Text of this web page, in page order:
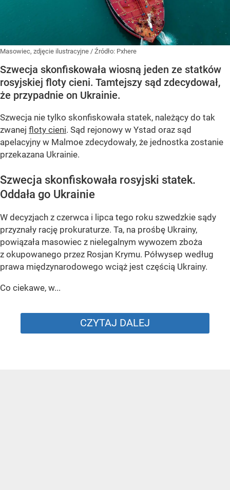
Masowiec, zdjęcie ilustracyjne / Źródło: Pxhere
Szwecja skonfiskowała wiosną jeden ze statków
rosyjskiej floty cieni. Tamtejszy sąd zdecydował,
że przypadnie on Ukrainie.
Szwecja nie tylko skonfiskowała statek, należący do tak
zwanej floty cieni. Sąd rejonowy w Ystad oraz sąd
apelacyjny w Malmoe zdecydowały, że jednostka zostanie
przekazana Ukrainie.
Szwecja skonfiskowała rosyjski statek.
Oddała go Ukrainie
W decyzjach z czerwca i lipca tego roku szwedzkie sądy
przyznały rację prokuraturze. Ta, na prośbę Ukrainy,
powiązała masowiec z nielegalnym wywozem zboża
z okupowanego przez Rosjan Krymu. Półwysep według
prawa międzynarodowego wciąż jest częścią Ukrainy.
Co ciekawe, w...
CZYTAJ DALEJ